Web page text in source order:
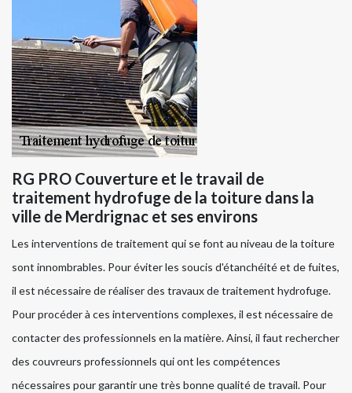
RG PRO Couverture et le travail de
traitement hydrofuge de la toiture dans la
ville de Merdrignac et ses environs
Les interventions de traitement qui se font au niveau de la toiture
sont innombrables. Pour éviter les soucis d'étanchéité et de fuites,
il est nécessaire de réaliser des travaux de traitement hydrofuge.
Pour procéder à ces interventions complexes, il est nécessaire de
contacter des professionnels en la matière. Ainsi, il faut rechercher
des couvreurs professionnels qui ont les compétences
nécessaires pour garantir une très bonne qualité de travail. Pour